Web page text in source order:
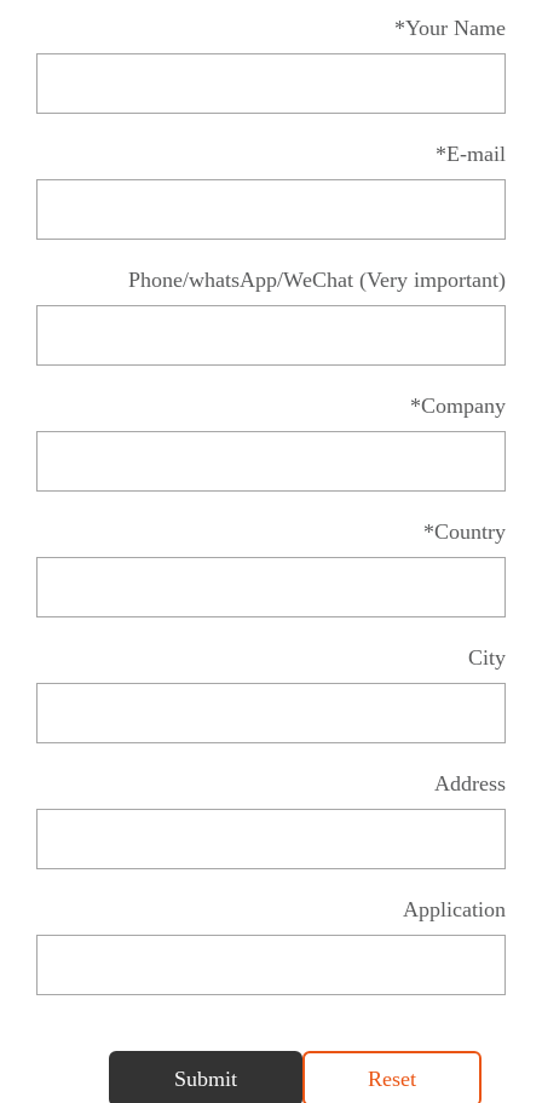
Your Name*
E-mail*
Phone/whatsApp/WeChat (Very important)
Company*
Country*
City
Address
Application
Reset
Submit